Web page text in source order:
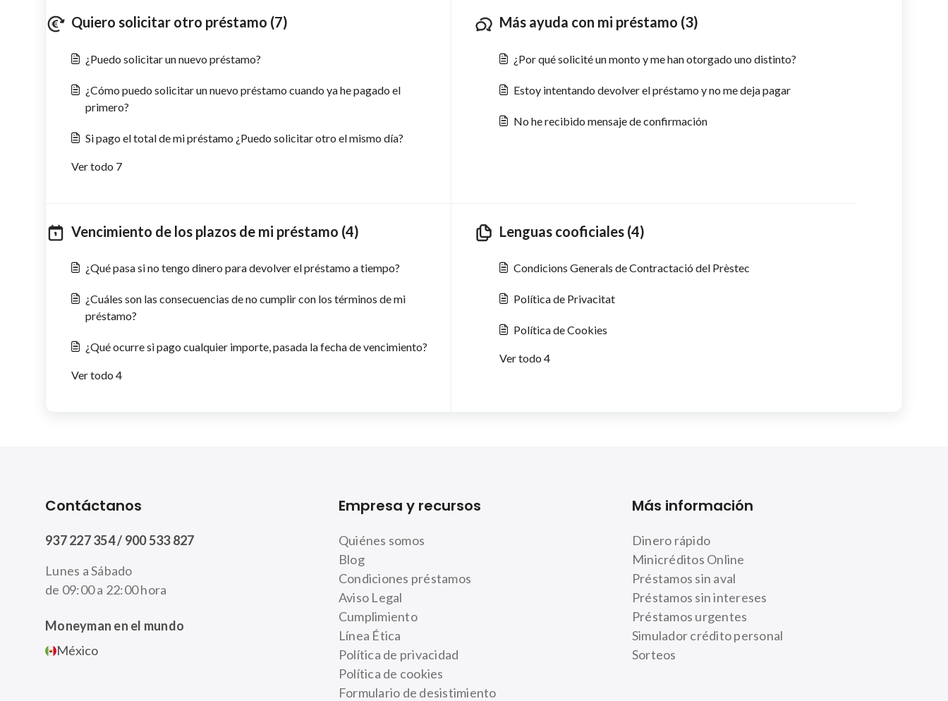
Quiero solicitar otro préstamo (7)
¿Puedo solicitar un nuevo préstamo?
¿Cómo puedo solicitar un nuevo préstamo cuando ya he pagado el
primero?
Si pago el total de mi préstamo ¿Puedo solicitar otro el mismo día?
Ver todo 7
Más ayuda con mi préstamo (3)
¿Por qué solicité un monto y me han otorgado uno distinto?
Estoy intentando devolver el préstamo y no me deja pagar
No he recibido mensaje de confirmación
Vencimiento de los plazos de mi préstamo (4)
¿Qué pasa si no tengo dinero para devolver el préstamo a tiempo?
¿Cuáles son las consecuencias de no cumplir con los términos de mi
préstamo?
¿Qué ocurre si pago cualquier importe, pasada la fecha de vencimiento?
Ver todo 4
Lenguas cooficiales (4)
Condicions Generals de Contractació del Prèstec
Política de Privacitat
Política de Cookies
Ver todo 4
Contáctanos
937 227 354 / 900 533 827
Lunes a Sábado
de 09:00 a 22:00 hora
Moneyman en el mundo
México
Empresa y recursos
Quiénes somos
Blog
Condiciones préstamos
Aviso Legal
Cumplimiento
Línea Ética
Política de privacidad
Política de cookies
Formulario de desistimiento
Más información
Dinero rápido
Minicréditos Online
Préstamos sin aval
Préstamos sin intereses
Préstamos urgentes
Simulador crédito personal
Sorteos